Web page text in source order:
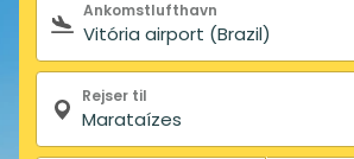
Ankomstlufthavn
Rejser til